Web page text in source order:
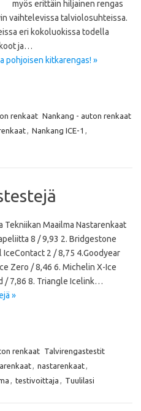
myös erittäin hiljainen rengas
vaihtelevissa talviolosuhteissa.
eri kokoluokissa todella
ja…
pohjoisen kitkarengas! »
renkaat Nankang - auton renkaat
Nankang ICE-1
Maailma Nastarenkaat
8 / 9,93 2. Bridgestone
2 / 8,75 4.Goodyear
Zero / 8,46 6. Michelin X-Ice
/ 7,86 8. Triangle Icelink…
»
renkaat Talvirengastestit
nastarenkaat
testivoittaja Tuulilasi